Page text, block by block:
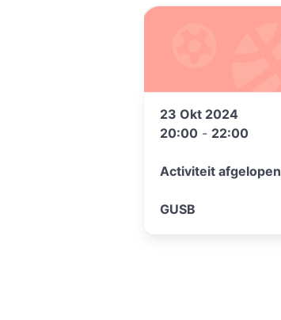
23 Okt 2024
20:00 - 22:00
Activiteit afgelopen
GUSB